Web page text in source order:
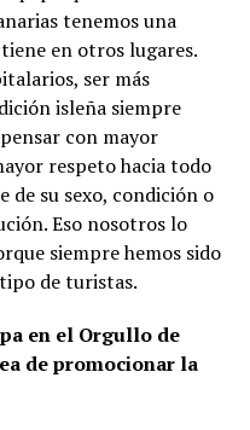
tenemos una
en otros lugares.
ser más
isleña siempre
con mayor
respeto hacia todo
de su sexo, condición o
Eso nosotros lo
siempre hemos sido
de turistas.
en el Orgullo de
de promocionar la